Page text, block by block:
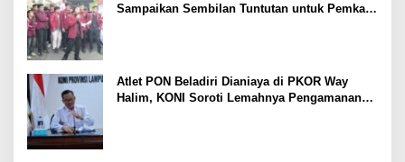
Sampaikan Sembilan Tuntutan untuk Pemkab
Atlet PON Beladiri Dianiaya di PKOR Way
Halim, KONI Soroti Lemahnya Pengamanan